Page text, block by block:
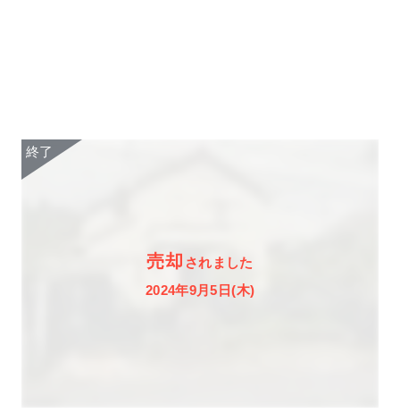
売却 されました
2024年9月5日(木)